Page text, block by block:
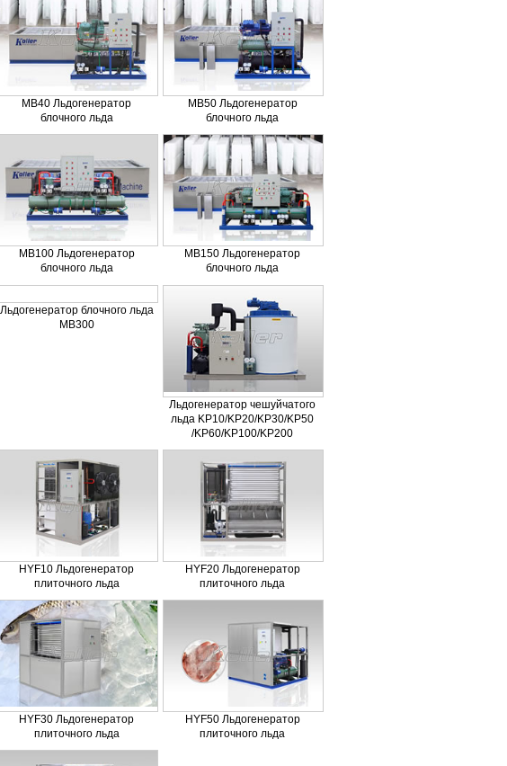
MB40 Льдогенератор
блочного льда
MB50 Льдогенератор
блочного льда
MB100 Льдогенератор
блочного льда
MB150 Льдогенератор
блочного льда
Льдогенератор блочного льда
MB300
Льдогенератор чешуйчатого
льда KP10/KP20/KP30/KP50
/KP60/KP100/KP200
HYF10 Льдогенератор
плиточного льда
HYF20 Льдогенератор
плиточного льда
HYF30 Льдогенератор
плиточного льда
HYF50 Льдогенератор
плиточного льда